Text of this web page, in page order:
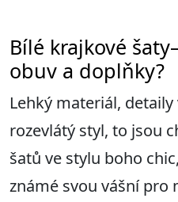
Bílé krajkové
obuv a doplňky?
Lehký materiál,
rozevlátý styl, to jsou
šatů ve stylu boho
známé svou vášní pro